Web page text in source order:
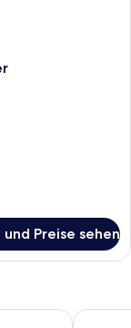
Preise sehen
LIC